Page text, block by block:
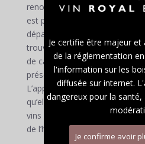
renommée du vignoble du Val
est produit sur des terrains de
département Maine et Loire
trouve des sols de schistes,
de cailloux. Ces sols
présent sur la zone délimitée
L’appellation Anjou villages a
qu’elle réunit les conditions
vins rouges de garde : des
de l’humidité ainsi qu’un
Je certifie être majeur et
de la réglementation
l'information sur les
diffusée sur internet.
dangereux pour la